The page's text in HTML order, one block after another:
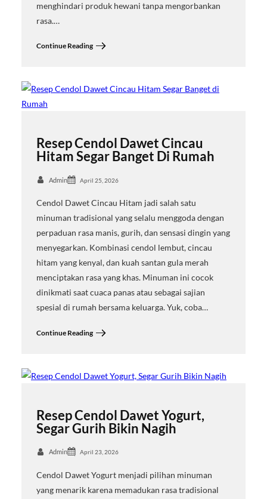
menghindari produk hewani tanpa mengorbankan
rasa.…
Continue Reading
Resep Cendol Dawet Cincau
Hitam Segar Banget Di Rumah
Admin April 25, 2026
Cendol Dawet Cincau Hitam jadi salah satu
minuman tradisional yang selalu menggoda dengan
perpaduan rasa manis, gurih, dan sensasi dingin yang
menyegarkan. Kombinasi cendol lembut, cincau
hitam yang kenyal, dan kuah santan gula merah
menciptakan rasa yang khas. Minuman ini cocok
dinikmati saat cuaca panas atau sebagai sajian
spesial di rumah bersama keluarga. Yuk, coba…
Continue Reading
Resep Cendol Dawet Yogurt,
Segar Gurih Bikin Nagih
Admin April 23, 2026
Cendol Dawet Yogurt menjadi pilihan minuman
yang menarik karena memadukan rasa tradisional